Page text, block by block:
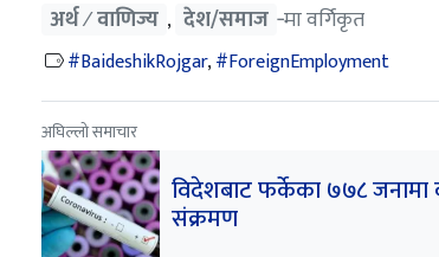
अर्थ ⁄ वाणिज्य , देश/समाज ‐मा वर्गिकृत
BaideshikRojgar, ForeignEmployment
अघिल्लो समाचार
विदेशबाट फर्केका ७७८ जनामा
संक्रमण